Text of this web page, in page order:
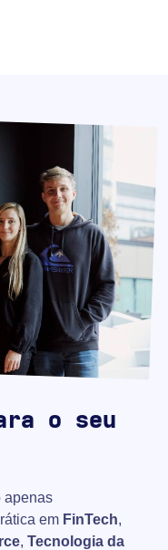
o seu
apenas
em FinTech,
, Tecnologia da